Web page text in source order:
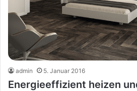
admin 5. Januar 2016
Energieeffizient heizen